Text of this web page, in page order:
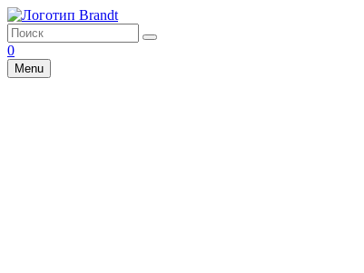
0
Menu